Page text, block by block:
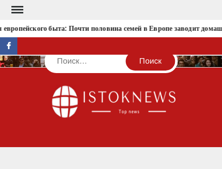
Перейти
содержимомубыта: Почти половина семей в Европе заводит
facebook
Поиск